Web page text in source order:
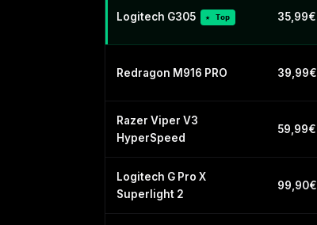
Logitech G305 ★ Top 35,99€
Redragon M916 PRO 39,99€
Razer Viper V3
HyperSpeed
59,99€
Logitech G Pro X
Superlight 2
99,90€